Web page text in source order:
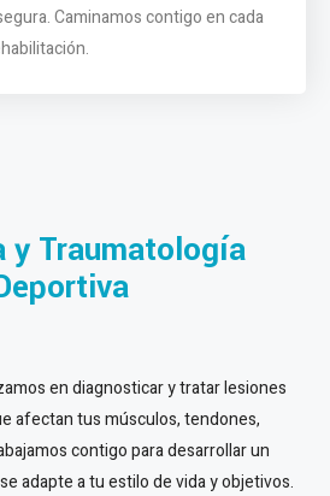
Caminamos contigo en cada
y Traumatología
en diagnosticar y tratar lesiones
afectan tus músculos, tendones,
contigo para desarrollar un
adapte a tu estilo de vida y objetivos.